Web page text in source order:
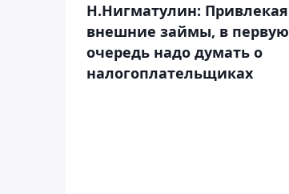
Н.Нигматулин: Привлекая
внешние займы, в первую
очередь надо думать о
налогоплательщиках